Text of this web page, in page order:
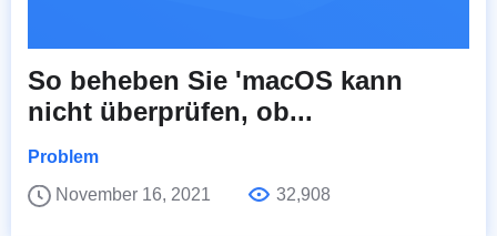
So beheben Sie 'macOS kann
nicht überprüfen, ob...
Problem
November 16, 2021
32,908